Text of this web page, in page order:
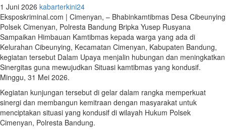
1 Juni 2026 kabarterkini24
Eksposkriminal.com | Cimenyan, – Bhabinkamtibmas Desa Cibeunying
Polsek Cimenyan, Polresta Bandung Bripka Yusep Rusyana
Sampaikan Himbauan Kamtibmas kepada warga yang ada di
Kelurahan Cibeunying, Kecamatan Cimenyan, Kabupaten Bandung,
kegiatan tersebut Dalam Upaya menjalin hubungan dan meningkatkan
Sinergitas guna mewujudkan Situasi kamtibmas yang kondusif.
Minggu, 31 Mei 2026.
Kegiatan kunjungan tersebut di gelar dalam rangka memperkuat
sinergi dan membangun kemitraan dengan masyarakat untuk
menciptakan situasi yang kondusif di wilayah Hukum Polsek
Cimenyan, Polresta Bandung.